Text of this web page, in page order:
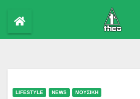
content
LIFESTYLE NEWS ΜΟΥΣΙΚΗ